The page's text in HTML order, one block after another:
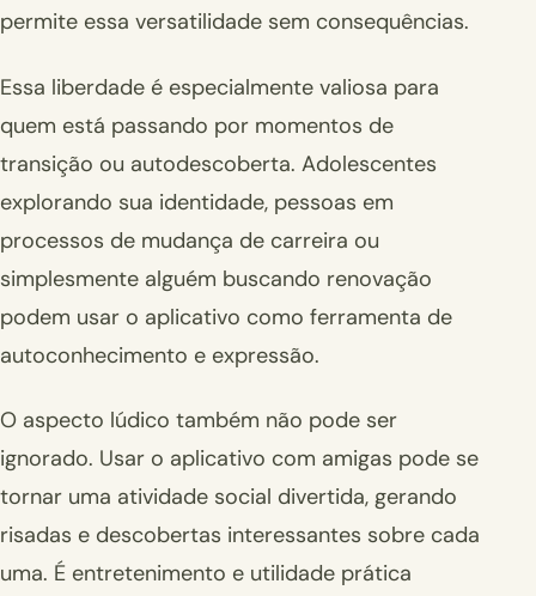
permite essa versatilidade sem consequências.
Essa liberdade é especialmente valiosa para
quem está passando por momentos de
transição ou autodescoberta. Adolescentes
explorando sua identidade, pessoas em
processos de mudança de carreira ou
simplesmente alguém buscando renovação
podem usar o aplicativo como ferramenta de
autoconhecimento e expressão.
O aspecto lúdico também não pode ser
ignorado. Usar o aplicativo com amigas pode se
tornar uma atividade social divertida, gerando
risadas e descobertas interessantes sobre cada
uma. É entretenimento e utilidade prática